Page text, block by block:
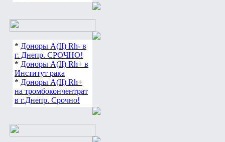
* Доноры А(ІІ) Rh- в
г. Днепр. СРОЧНО!
* Доноры А(ІІ) Rh+ в
Институт рака
* Доноры А(ІІ) Rh+
на тромбокончентрат
в г.Днепр. Срочно!